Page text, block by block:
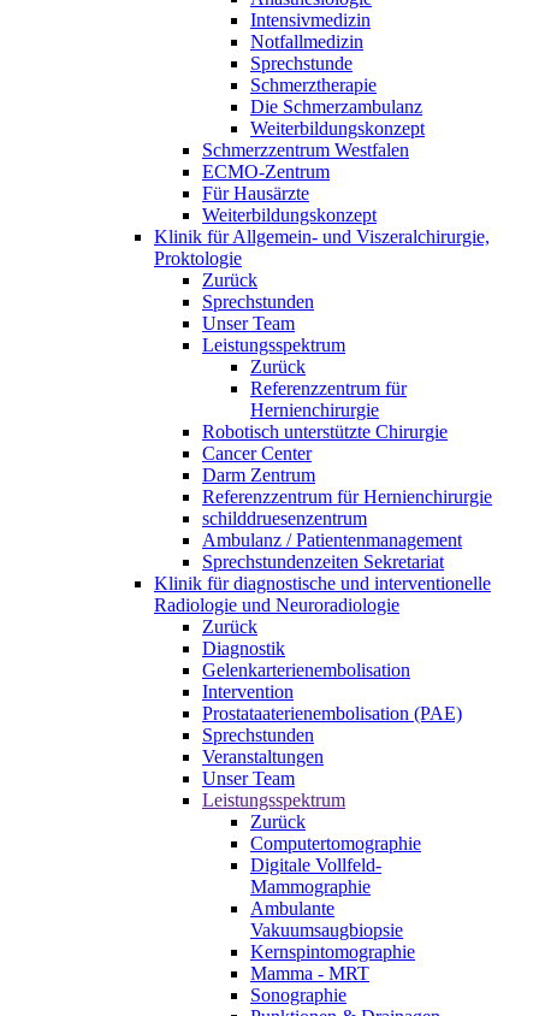
Intensivmedizin
Notfallmedizin
Sprechstunde
Schmerztherapie
Die Schmerzambulanz
Weiterbildungskonzept
Schmerzzentrum Westfalen
ECMO-Zentrum
Für Hausärzte
Weiterbildungskonzept
Klinik für Allgemein- und Viszeralchirurgie,
Proktologie
Zurück
Sprechstunden
Unser Team
Leistungsspektrum
Zurück
Referenzzentrum für
Hernienchirurgie
Robotisch unterstützte Chirurgie
Cancer Center
Darm Zentrum
Referenzzentrum für Hernienchirurgie
schilddruesenzentrum
Ambulanz / Patientenmanagement
Sprechstundenzeiten Sekretariat
Klinik für diagnostische und interventionelle
Radiologie und Neuroradiologie
Zurück
Diagnostik
Gelenkarterienembolisation
Intervention
Prostataaterienembolisation (PAE)
Sprechstunden
Veranstaltungen
Unser Team
Leistungsspektrum
Zurück
Computertomographie
Digitale Vollfeld-
Mammographie
Ambulante
Vakuumsaugbiopsie
Kernspintomographie
Mamma - MRT
Sonographie